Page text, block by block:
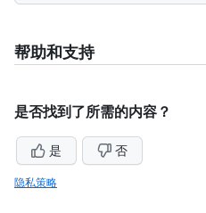
帮助和支持
是否找到了所需的内容？
是 否
隐私策略